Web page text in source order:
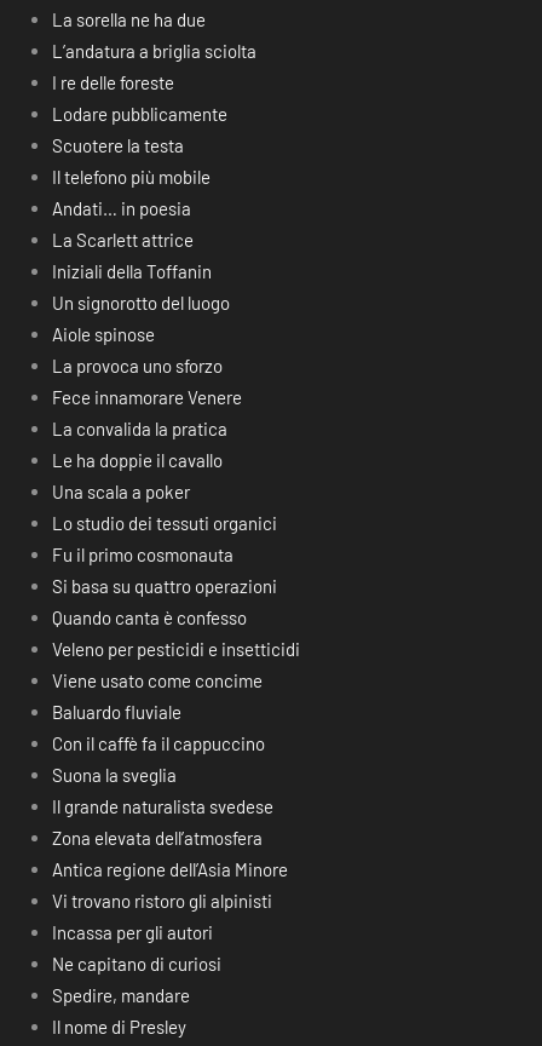
La sorella ne ha due
L’andatura a briglia sciolta
I re delle foreste
Lodare pubblicamente
Scuotere la testa
Il telefono più mobile
Andati… in poesia
La Scarlett attrice
Iniziali della Toffanin
Un signorotto del luogo
Aiole spinose
La provoca uno sforzo
Fece innamorare Venere
La convalida la pratica
Le ha doppie il cavallo
Una scala a poker
Lo studio dei tessuti organici
Fu il primo cosmonauta
Si basa su quattro operazioni
Quando canta è confesso
Veleno per pesticidi e insetticidi
Viene usato come concime
Baluardo fluviale
Con il caffè fa il cappuccino
Suona la sveglia
Il grande naturalista svedese
Zona elevata dell’atmosfera
Antica regione dell’Asia Minore
Vi trovano ristoro gli alpinisti
Incassa per gli autori
Ne capitano di curiosi
Spedire, mandare
Il nome di Presley